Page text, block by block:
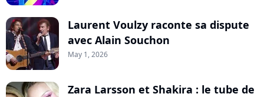
Laurent Voulzy raconte sa dispute
avec Alain Souchon
May 1, 2026
Zara Larsson et Shakira : le tube de